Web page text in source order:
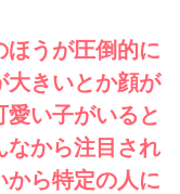
ほうが圧倒的に
大きいとか顔が
い子がいると
なから注目され
から特定の人に